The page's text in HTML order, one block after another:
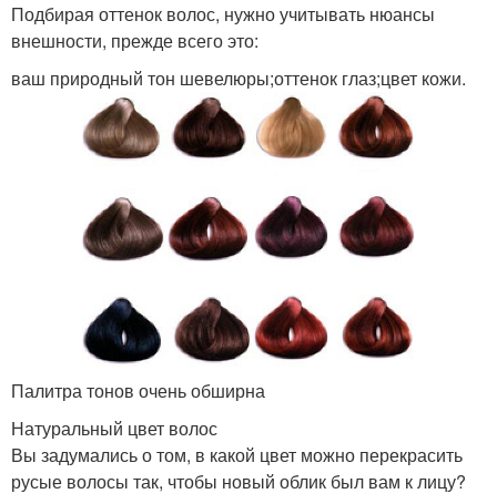
Подбирая оттенок волос, нужно учитывать нюансы
внешности, прежде всего это:
ваш природный тон шевелюры;оттенок глаз;цвет кожи.
Палитра тонов очень обширна
Натуральный цвет волос
Вы задумались о том, в какой цвет можно перекрасить
русые волосы так, чтобы новый облик был вам к лицу?